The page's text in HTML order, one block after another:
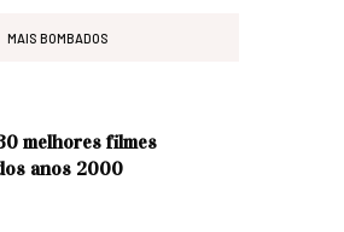
MAIS BOMBADOS
melhores filmes
anos 2000